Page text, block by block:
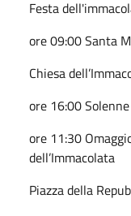
Festa
ore 09:00 Santa
Chiesa
ore 16:00
ore 11:30
dell’Immacolata
Piazza della